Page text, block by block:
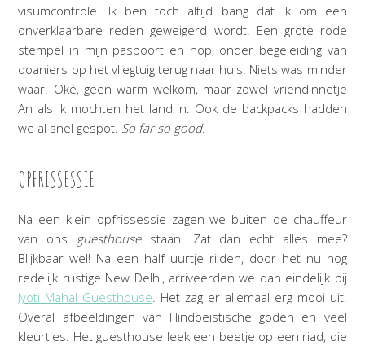
visumcontrole. Ik ben toch altijd bang dat ik om een
onverklaarbare reden geweigerd wordt. Een grote rode
stempel in mijn paspoort en hop, onder begeleiding van
doaniers op het vliegtuig terug naar huis. Niets was minder
waar. Oké, geen warm welkom, maar zowel vriendinnetje
An als ik mochten het land in. Ook de backpacks hadden
we al snel gespot. So far so good.
OPFRISSESSIE
Na een klein opfrissessie zagen we buiten de chauffeur
van ons guesthousestaan. Zat dan echt alles mee?
Blijkbaar wel! Na een half uurtje rijden, door het nu nog
redelijk rustige New Delhi, arriveerden we dan eindelijk bij
Jyoti Mahal Guesthouse. Het zag er allemaal erg mooi uit.
Overal afbeeldingen van Hindoeïstische goden en veel
kleurtjes. Het guesthouse leek een beetje op een riad, die